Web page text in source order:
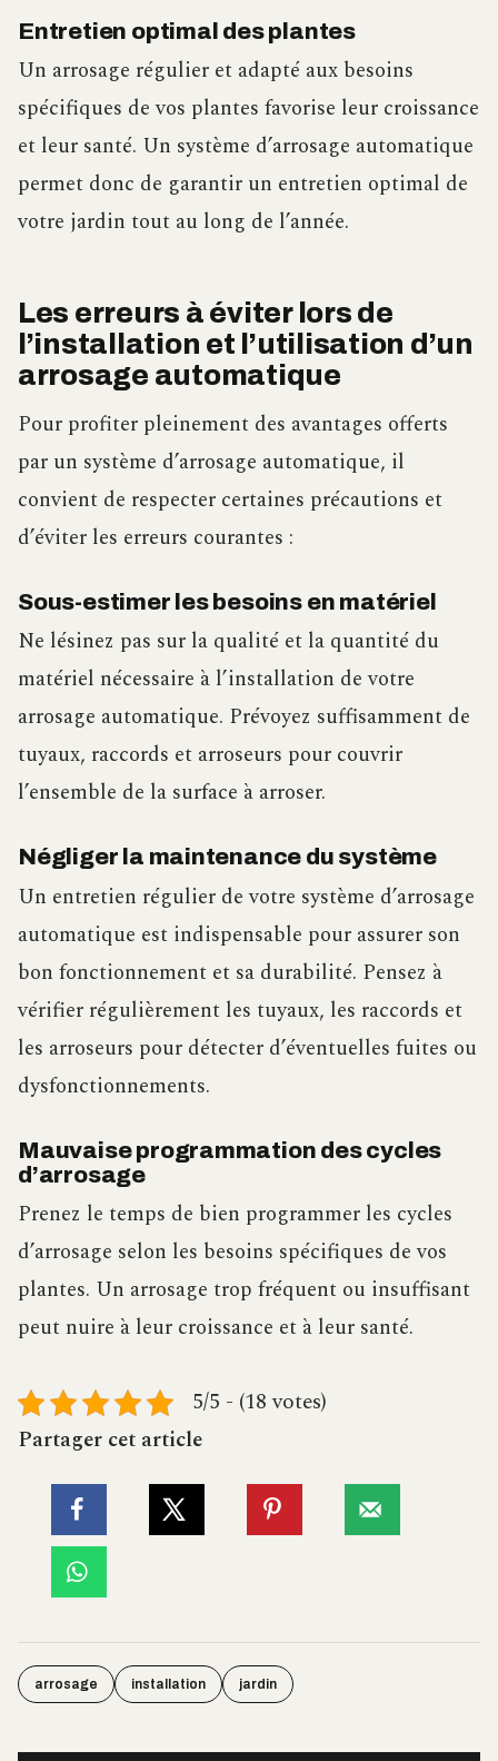
Entretien optimal des plantes
Un arrosage régulier et adapté aux besoins
spécifiques de vos plantes favorise leur croissance
et leur santé. Un système d’arrosage automatique
permet donc de garantir un entretien optimal de
votre jardin tout au long de l’année.
Les erreurs à éviter lors de
l’installation et l’utilisation d’un
arrosage automatique
Pour profiter pleinement des avantages offerts
par un système d’arrosage automatique, il
convient de respecter certaines précautions et
d’éviter les erreurs courantes :
Sous-estimer les besoins en matériel
Ne lésinez pas sur la qualité et la quantité du
matériel nécessaire à l’installation de votre
arrosage automatique. Prévoyez suffisamment de
tuyaux, raccords et arroseurs pour couvrir
l’ensemble de la surface à arroser.
Négliger la maintenance du système
Un entretien régulier de votre système d’arrosage
automatique est indispensable pour assurer son
bon fonctionnement et sa durabilité. Pensez à
vérifier régulièrement les tuyaux, les raccords et
les arroseurs pour détecter d’éventuelles fuites ou
dysfonctionnements.
Mauvaise programmation des cycles
d’arrosage
Prenez le temps de bien programmer les cycles
d’arrosage selon les besoins spécifiques de vos
plantes. Un arrosage trop fréquent ou insuffisant
peut nuire à leur croissance et à leur santé.
5/5 - (18 votes)
Partager cet article
arrosage installation jardin